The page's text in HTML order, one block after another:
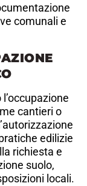
comunali e
cantieri o
edilizie
richiesta e
suolo,
locali.